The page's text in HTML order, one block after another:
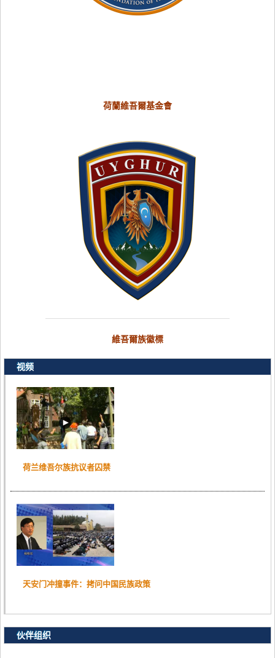
荷蘭維吾爾基金會
維吾爾族徽標
视频
荷兰维吾尔族抗议者囚禁
天安门冲撞事件：拷问中国民族政策
伙伴组织